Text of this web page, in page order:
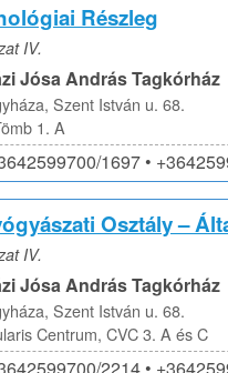
Részleg
IV.
Jósa András Tagkórház
Szent István u. 68.
1. A
1697 •
Osztály –
IV.
Jósa András Tagkórház
Szent István u. 68.
Centrum, CVC 3. A és C
2214 •